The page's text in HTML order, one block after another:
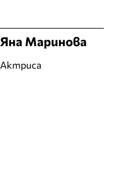
Яна Маринова
Актриса